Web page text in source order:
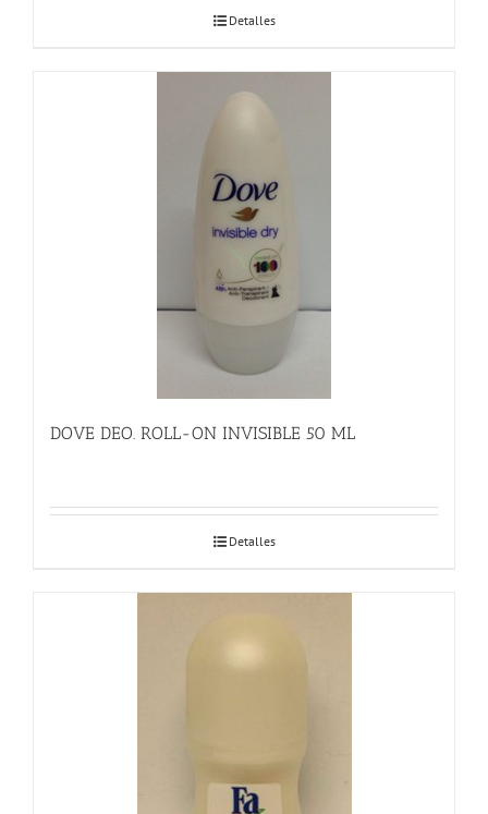
Detalles
DOVE DEO. ROLL-ON INVISIBLE 50 ML
Detalles